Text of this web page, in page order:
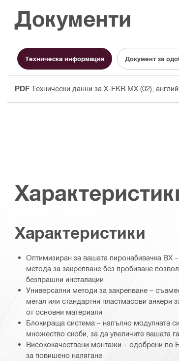
Документи
Техническа информация Документ за
PDF Технически данни за X-EKB MX (02) ,
Характеристики
Оптимизиран за вашата пиронабивачка BX
метода за закрепване без пробиване
безпрашни инсталации
Универсални методи за закрепване –
метал или стандартни пластмасови анкери
от основни материали
Блокираща система – напълно модулната
множество скоби, за да увеличите вашата
Висококачествени монтажи – одобрени по
за повишено налягане